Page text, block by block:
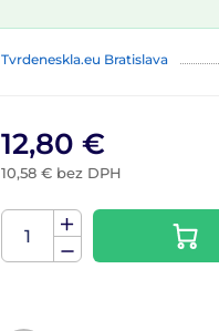
Tvrdeneskla.eu Bratislava
12,80 €
10,58 € bez DPH